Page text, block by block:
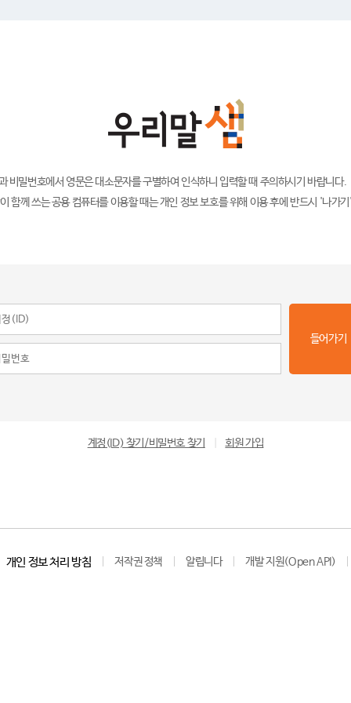
비밀번호에서 영문은 대소문자를 구별하여 인식하니 입력할 때 주의하시기 바랍니다.
함께 쓰는 공용 컴퓨터를 이용할 때는 개인 정보 보호를 위해 이용 후에 반드시 '나가
들어가기
계정(ID) 찾기/비밀번호 찾기 회원 가입
개인 정보 처리 방침 저작권 정책 알립니다 개발 지원(Open API)